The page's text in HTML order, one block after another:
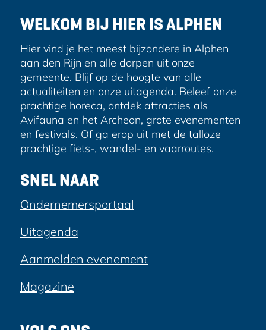
WELKOM BIJ HIER IS ALPHEN
Hier vind je het meest bijzondere in Alphen
aan den Rijn en alle dorpen uit onze
gemeente. Blijf op de hoogte van alle
actualiteiten en onze uitagenda. Beleef onze
prachtige horeca, ontdek attracties als
Avifauna en het Archeon, grote evenementen
en festivals. Of ga erop uit met de talloze
prachtige fiets-, wandel- en vaarroutes.
SNEL NAAR
Ondernemersportaal
Uitagenda
Aanmelden evenement
Magazine